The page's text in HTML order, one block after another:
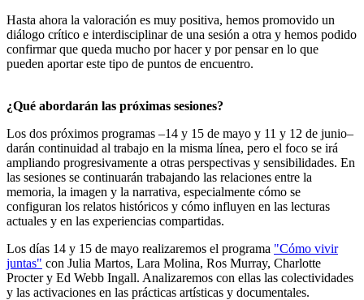
Hasta ahora la valoración es muy positiva, hemos promovido un
diálogo crítico e interdisciplinar de una sesión a otra y hemos podido
confirmar que queda mucho por hacer y por pensar en lo que
pueden aportar este tipo de puntos de encuentro.
¿Qué abordarán las próximas sesiones?
Los dos próximos programas –14 y 15 de mayo y 11 y 12 de junio–
darán continuidad al trabajo en la misma línea, pero el foco se irá
ampliando progresivamente a otras perspectivas y sensibilidades. En
las sesiones se continuarán trabajando las relaciones entre la
memoria, la imagen y la narrativa, especialmente cómo se
configuran los relatos históricos y cómo influyen en las lecturas
actuales y en las experiencias compartidas.
Los días 14 y 15 de mayo realizaremos el programa "Cómo vivir
juntas" con Julia Martos, Lara Molina, Ros Murray, Charlotte
Procter y Ed Webb Ingall. Analizaremos con ellas las colectividades
y las activaciones en las prácticas artísticas y documentales.